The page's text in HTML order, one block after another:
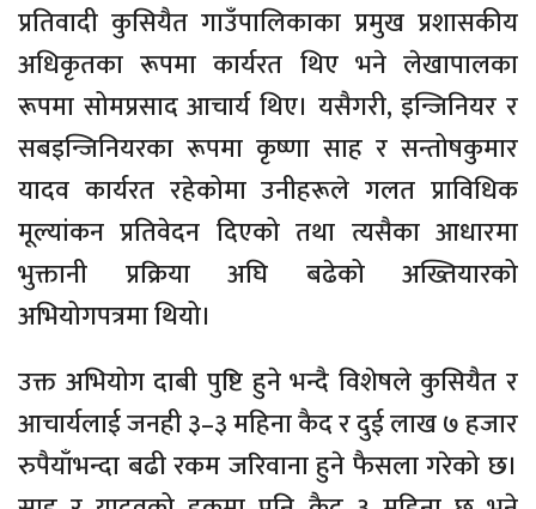
प्रतिवादी कुसियैत गाउँपालिकाका प्रमुख प्रशासकीय
अधिकृतका रूपमा कार्यरत थिए भने लेखापालका
रूपमा सोमप्रसाद आचार्य थिए। यसैगरी, इन्जिनियर र
सबइन्जिनियरका रूपमा कृष्णा साह र सन्तोषकुमार
यादव कार्यरत रहेकोमा उनीहरूले गलत प्राविधिक
मूल्यांकन प्रतिवेदन दिएको तथा त्यसैका आधारमा
भुक्तानी प्रक्रिया अघि बढेको अख्तियारको
अभियोगपत्रमा थियो।
उक्त अभियोग दाबी पुष्टि हुने भन्दै विशेषले कुसियैत र
आचार्यलाई जनही ३–३ महिना कैद र दुई लाख ७ हजार
रुपैयाँभन्दा बढी रकम जरिवाना हुने फैसला गरेको छ।